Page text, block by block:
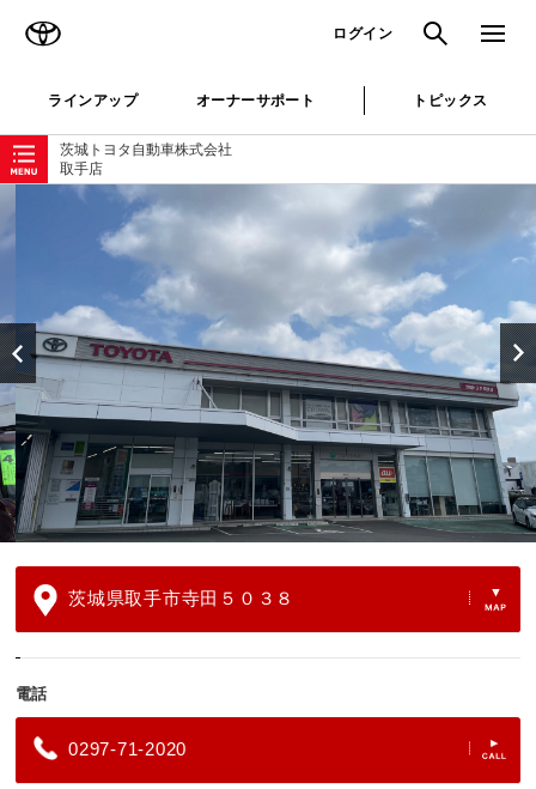
ログイン 検索 メニュ
ラインアップ オーナーサポート トピックス
茨城トヨタ自動車株式会社
取手店
ローカルナビゲーション
茨城県取手市寺田５０３８
電話
0297-71-2020